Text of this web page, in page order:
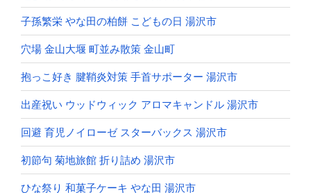
子孫繁栄 やな田の柏餅 こどもの日 湯沢市
穴場 金山大堰 町並み散策 金山町
抱っこ好き 腱鞘炎対策 手首サポーター 湯沢市
出産祝い ウッドウィック アロマキャンドル 湯沢市
回避 育児ノイローゼ スターバックス 湯沢市
初節句 菊地旅館 折り詰め 湯沢市
ひな祭り 和菓子ケーキ やな田 湯沢市